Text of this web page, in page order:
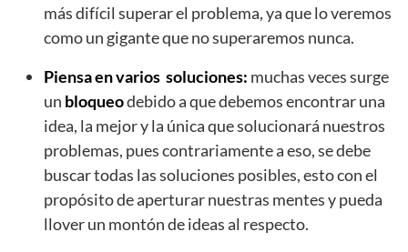
más difícil superar el problema, ya que lo veremos
como un gigante que no superaremos nunca.
Piensa en varios soluciones: muchas veces surge
un bloqueodebido a que debemos encontrar una
idea, la mejor y la única que solucionará nuestros
problemas, pues contrariamente a eso, se debe
buscar todas las soluciones posibles, esto con el
propósito de aperturar nuestras mentes y pueda
llover un montón de ideas al respecto.